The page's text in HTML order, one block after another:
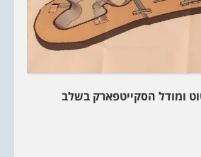
: שרטוט ומודל הסקייטפארק בשלב